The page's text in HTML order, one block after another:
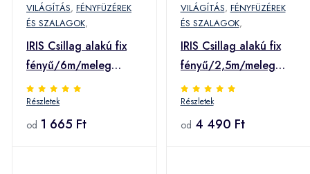
VILÁGÍTÁS, FÉNYFÜZÉREK
ÉS SZALAGOK,
IRIS Csillag alakú fix
fényű/6m/meleg
fehér/40db LED-
es/3xAA elemes
fénydekoráció (152-
Részletek
od 1 665 Ft
VILÁGÍTÁS, FÉNYFÜZÉREK
ÉS SZALAGOK,
IRIS Csillag alakú fix
fényű/2,5m/meleg
fehér/12db LED-es
USB-s fénydekoráció
(312-01) (312-01)
Részletek
od 4 490 Ft